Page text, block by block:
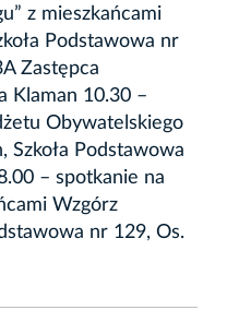
z mieszkańcami
Podstawowa nr
Zastępca
Klaman 10.30 –
Obywatelskiego
Szkoła Podstawowa
– spotkanie na
Wzgórz
nr 129, Os.